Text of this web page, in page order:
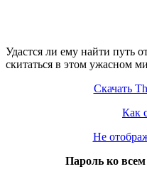
Удастся ли ему найти путь
скитаться в этом ужасном
Скачать
Как
Не
Пароль ко